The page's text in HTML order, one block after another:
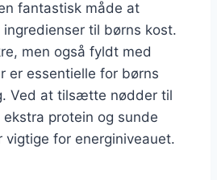
fantastisk måde at
til børns kost.
men også fyldt med
er essentielle for børns
Ved at tilsætte nødder til
protein og sunde
for energiniveauet.